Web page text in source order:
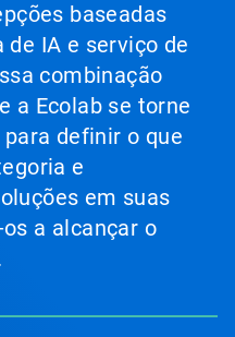
baseadas
IA e serviço de
combinação
a Ecolab se torne
definir o que
e
em suas
a alcançar o